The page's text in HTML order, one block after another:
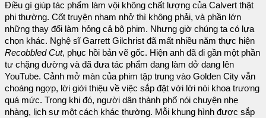
Điều gì giúp tác phẩm làm vội không chất lượng của Calvert thật
phi thường. Cốt truyện nham nhở thì không phải, và phần lớn
những thay đổi làm hỏng cả bộ phim. Nhưng giờ chúng ta có lựa
chọn khác. Nghệ sĩ Garrett Gilchrist đã mất nhiều năm thực hiện
Recobbled Cut, phục hồi bản vẽ gốc. Hiện anh đã đi gần một phần
tư chặng đường và đã đưa tác phẩm đang làm dở dang lên
YouTube. Cảnh mở màn của phim tập trung vào Golden City vẫn
choáng ngợp, lời giới thiệu về việc sắp đặt với lời nói khoa trương
quá mức. Trong khi đó, người dân thành phố nói chuyện nhẹ
nhàng, lịch sự một cách khác thường. Mỗi khung hình được sắp